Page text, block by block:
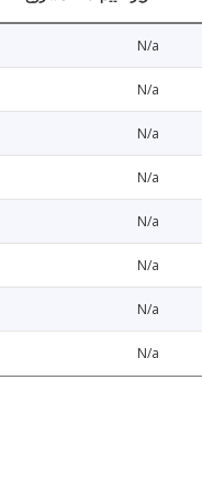
N/a
N/a
N/a
N/a
N/a
N/a
N/a
N/a